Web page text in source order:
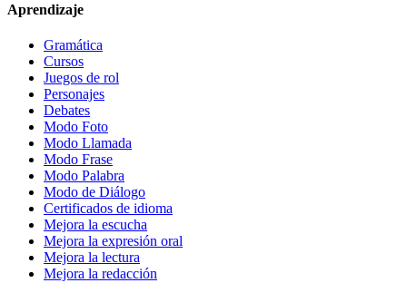
Aprendizaje
Gramática
Cursos
Juegos de rol
Personajes
Debates
Modo Foto
Modo Llamada
Modo Frase
Modo Palabra
Modo de Diálogo
Certificados de idioma
Mejora la escucha
Mejora la expresión oral
Mejora la lectura
Mejora la redacción